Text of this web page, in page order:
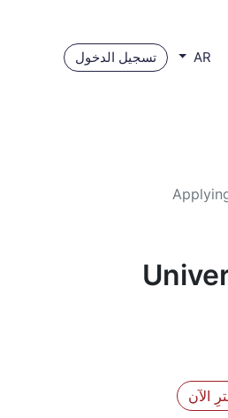
AR تسجيل الدخول
الآن